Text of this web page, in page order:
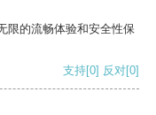
限的流畅体验和安全性保
支持[0] 反对[0]